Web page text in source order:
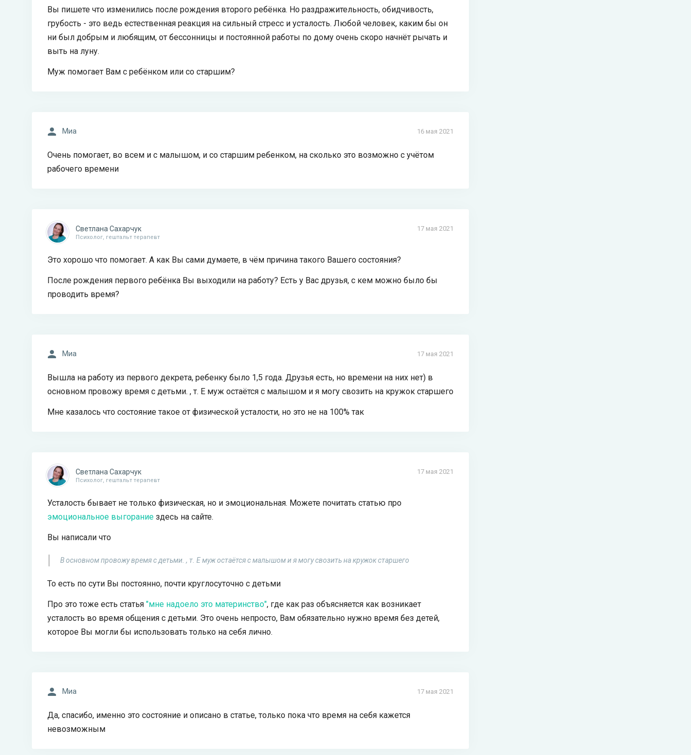
Вы пишете что изменились после рождения второго ребёнка. Но раздражительность, обидчивость,
грубость - это ведь естественная реакция на сильный стресс и усталость. Любой человек, каким бы он
ни был добрым и любящим, от бессонницы и постоянной работы по дому очень скоро начнёт рычать и
выть на луну.
Муж помогает Вам с ребёнком или со старшим?
16 мая 2021
Миа
Очень помогает, во всем и с малышом, и со старшим ребенком, на сколько это возможно с учётом
рабочего времени
17 мая 2021
Светлана Сахарчук
Психолог, гештальт терапевт
Это хорошо что помогает. А как Вы сами думаете, в чём причина такого Вашего состояния?
После рождения первого ребёнка Вы выходили на работу? Есть у Вас друзья, с кем можно было бы
проводить время?
17 мая 2021
Миа
Вышла на работу из первого декрета, ребенку было 1,5 года. Друзья есть, но времени на них нет) в
основном провожу время с детьми. , т. Е муж остаётся с малышом и я могу свозить на кружок старшего
Мне казалось что состояние такое от физической усталости, но это не на 100% так
17 мая 2021
Светлана Сахарчук
Психолог, гештальт терапевт
Усталость бывает не только физическая, но и эмоциональная. Можете почитать статью про
эмоциональное выгорание здесь на сайте.
Вы написали что
В основном провожу время с детьми. , т. Е муж остаётся с малышом и я могу свозить на кружок старшего
То есть по сути Вы постоянно, почти круглосуточно с детьми
Про это тоже есть статья "мне надоело это материнство", где как раз объясняется как возникает
усталость во время общения с детьми. Это очень непросто, Вам обязательно нужно время без детей,
которое Вы могли бы использовать только на себя лично.
17 мая 2021
Миа
Да, спасибо, именно это состояние и описано в статье, только пока что время на себя кажется
невозможным